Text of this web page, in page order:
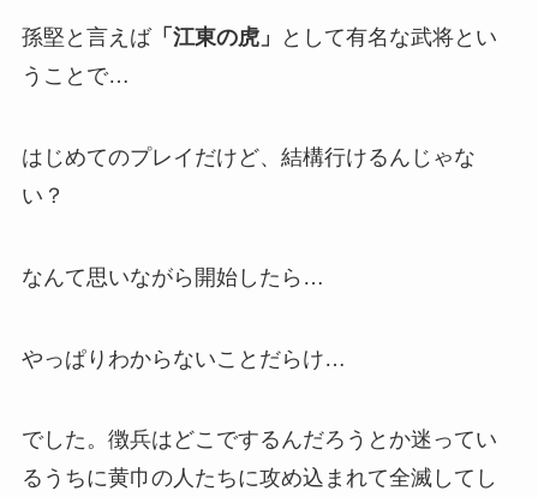
孫堅と言えば「江東の虎」
として有名な武将とい
うことで…
はじめてのプレイだけど、結構行けるんじゃな
い？
なんて思いながら開始したら…
やっぱりわからないことだらけ…
でした。徴兵はどこでするんだろうとか迷ってい
るうちに黄巾の人たちに攻め込まれて全滅してし